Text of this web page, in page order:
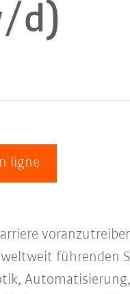
d)
ligne
führenden